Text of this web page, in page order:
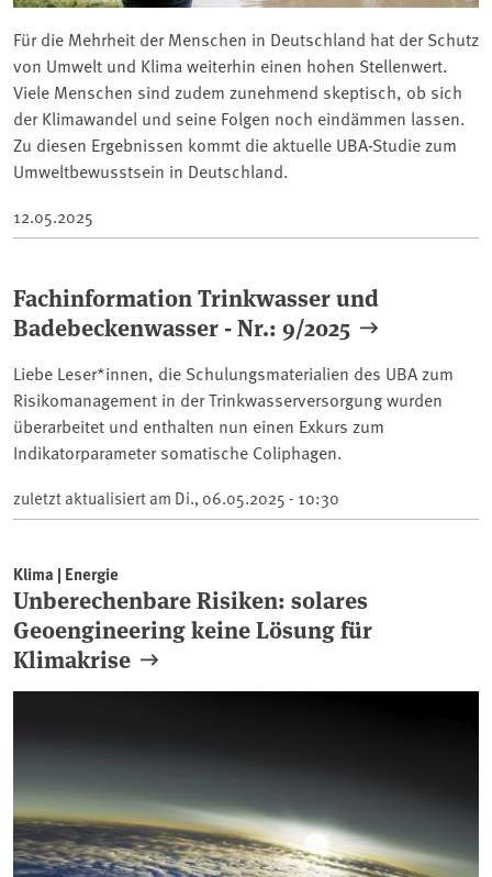
Für die Mehrheit der Menschen in Deutschland hat der Schutz
von Umwelt und Klima weiterhin einen hohen Stellenwert.
Viele Menschen sind zudem zunehmend skeptisch, ob sich
der Klimawandel und seine Folgen noch eindämmen lassen.
Zu diesen Ergebnissen kommt die aktuelle UBA-Studie zum
Umweltbewusstsein in Deutschland.
12.05.2025
Fachinformation Trinkwasser und
Badebeckenwasser - Nr.: 9/2025
Liebe Leser*innen, die Schulungsmaterialien des UBA zum
Risikomanagement in der Trinkwasserversorgung wurden
überarbeitet und enthalten nun einen Exkurs zum
Indikatorparameter somatische Coliphagen.
zuletzt aktualisiert am Di., 06.05.2025 - 10:30
Klima | Energie
Unberechenbare Risiken: solares
Geoengineering keine Lösung für
Klimakrise